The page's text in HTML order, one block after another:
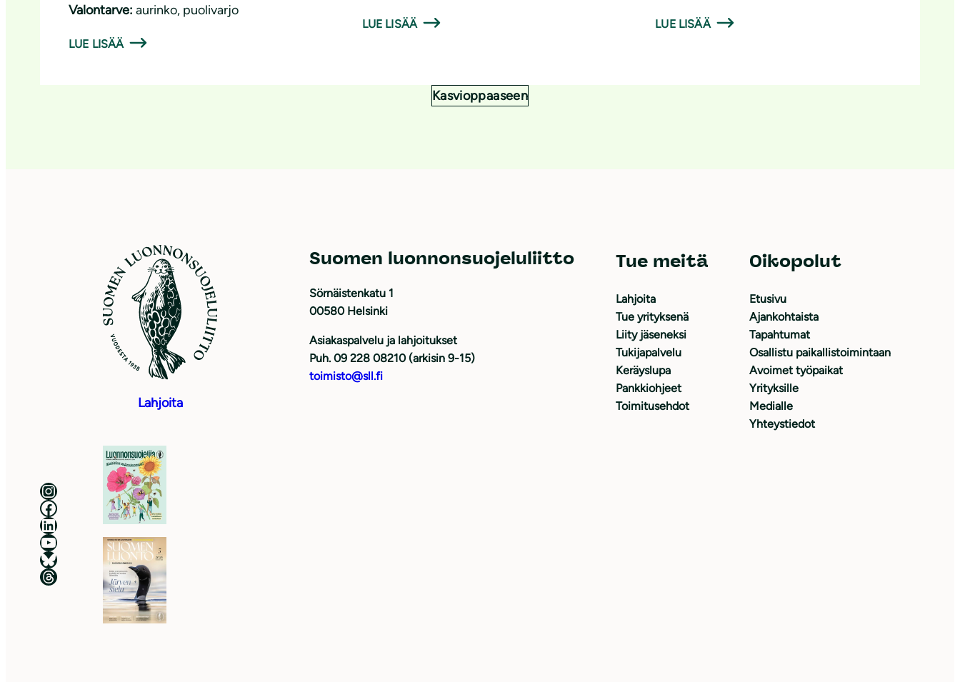
Valontarve: aurinko, puolivarjo
LUE LISÄÄ
LUE LISÄÄ LUE LISÄÄ
Kasvioppaaseen
Lahjoita
Suomen luonnonsuojeluliitto
Sörnäistenkatu 1
00580 Helsinki
Asiakaspalvelu ja lahjoitukset
Puh. 09 228 08210 (arkisin 9-15)
toimisto@sll.fi
Tue meitä
Lahjoita
Tue yrityksenä
Liity jäseneksi
Tukijapalvelu
Keräyslupa
Pankkiohjeet
Toimitusehdot
Oikopolut
Etusivu
Ajankohtaista
Tapahtumat
Osallistu paikallistoimintaan
Avoimet työpaikat
Yrityksille
Medialle
Yhteystiedot
Luonnonsuojeluliitto Instagramissa
Luonnonsuojeluliitto Facebookissa
Luonnonsuojeluliitto LinkedInissä
Luonnonsuojeluliiton YouTube-kanava
Luonnonsuojeluliitto Blueskyssa
Luonnonsuojeluliitto Threadsissa